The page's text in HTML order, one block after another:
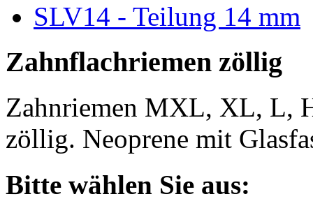
SLV14 - Teilung 14 mm
Zahnflachriemen zöllig
Zahnriemen MXL, XL, L,
zöllig. Neoprene mit
Bitte wählen Sie aus: